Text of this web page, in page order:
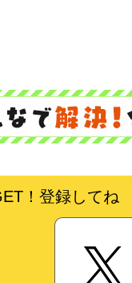
！登録してね